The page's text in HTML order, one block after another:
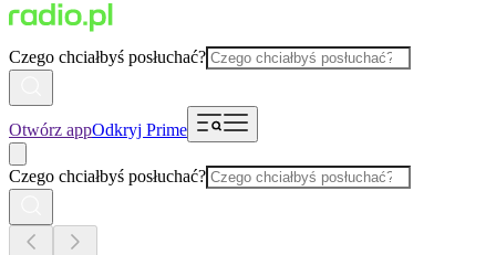
Czego chciałbyś posłuchać?
Otwórz appOdkryj Prime
Czego chciałbyś posłuchać?